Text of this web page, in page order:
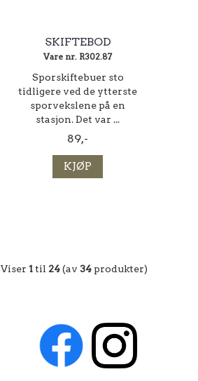
SKIFTEBOD
Vare nr. R302.87
Sporskiftebuer sto
tidligere ved de ytterste
sporvekslene på en
stasjon. Det var ...
89,-
KJØP
Viser 1til 24(av 34 produkter)